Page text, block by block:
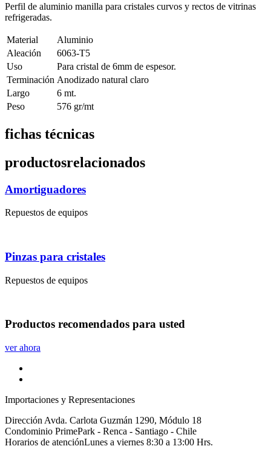
Perfil de aluminio manilla para cristales curvos y rectos de vitrinas
refrigeradas.
Material
Aluminio
Aleación
6063-T5
Uso
Para cristal de 6mm de espesor.
Terminación Anodizado natural claro
Largo
6 mt.
Peso
576 gr/mt
fichas técnicas
productosrelacionados
Amortiguadores
Repuestos de equipos
Pinzas para cristales
Repuestos de equipos
Productos recomendados para usted
ver ahora
Importaciones y Representaciones
Dirección Avda. Carlota Guzmán 1290, Módulo 18
Condominio PrimePark - Renca - Santiago - Chile
Horarios de atenciónLunes a viernes 8:30 a 13:00 Hrs.